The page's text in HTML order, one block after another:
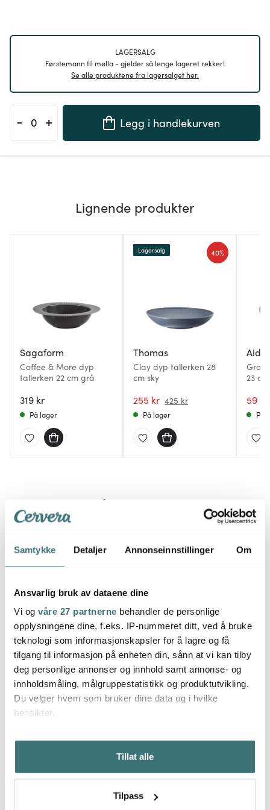
Samtykke Detaljer Annonseinnstillinger Om
Ansvarlig bruk av dataene dine
Vi og våre 27 partnerne behandler de personlige
opplysningene dine, f.eks. IP-nummeret ditt, ved å bruke
teknologi som informasjonskapsler for å lagre og få
tilgang til informasjon på enheten din, sånn at vi kan tilby
deg personlige annonser og innhold samt annonse- og
innholdsmåling, målgruppestatistikk og produktutvikling.
Du velger hvem som bruker dine data og i hvilke
hensikter.
Hvis du gir oss lov, vil vi også gjerne:
Innhente informasjon om den geografiske
beliggenheten din, som kan være nøyaktig innenfor
Identifisere enheten din ved å aktivt skanne den for
Tillat alle
Tilpass
LAGERSALG
Førstemann til mølla - gjelder så lenge lageret rekker!
Se alle produktene fra lagersalget her.
- + Legg i handlekurven
Lignende produkter
Sagaform
Coffee & More dyp
tallerken 22 cm grå
319 kr
På lager
Thomas
Clay dyp tallerken 28
cm sky
255 kr 425 kr
40%
Lagersalg
På lager
Aida
23
59 kr
På
Mer fra samme serie
Lyngby Porcelæn
Rhombe Earth kopp
med hank 39 cl slate
191 kr 319 kr
40%
Lagersalg
Få på lager
Lyngby Porcelæn
Rhombe Earth kopp
med hank 39 cl clay
191 kr 319 kr
40%
Lagersalg
cm
Du kanskje også liker